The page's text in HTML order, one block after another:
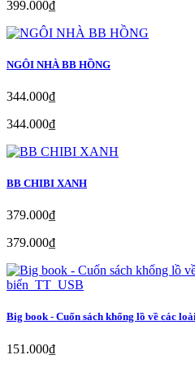
399.000₫
NGÔI NHÀ BB HỒNG
344.000₫
344.000₫
BB CHIBI XANH
379.000₫
379.000₫
Big book - Cuốn sách khổng lồ về các
151.000₫